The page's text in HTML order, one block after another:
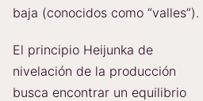
baja (conocidos como “valles”).
El principio Heijunka de
nivelación de la producción
busca encontrar un equilibrio